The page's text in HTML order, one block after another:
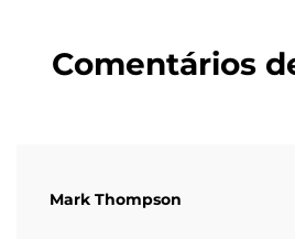
Comentários
Mark Thompson